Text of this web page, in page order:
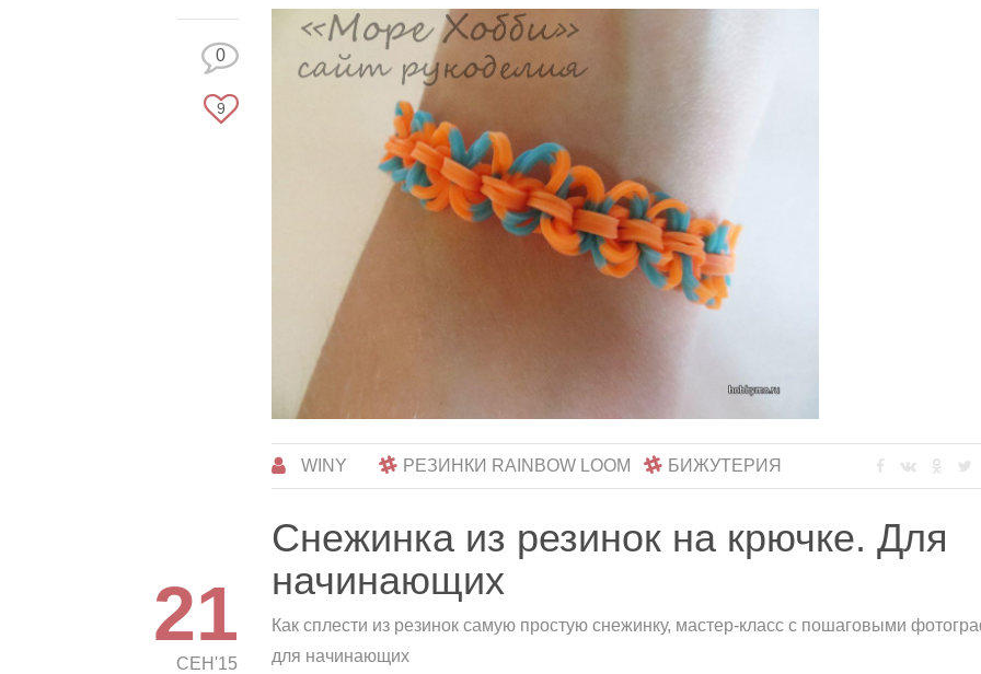
0
9
WINY РЕЗИНКИ RAINBOW LOOM БИЖУТЕРИЯ
21
СЕН'15
Снежинка из резинок на крючке. Для
начинающих
Как сплести из резинок самую простую снежинку, мастер-класс с пошаговыми
для начинающих